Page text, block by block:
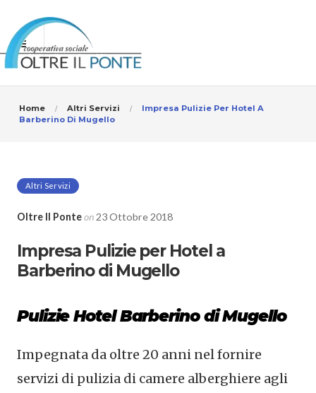
Home Altri Servizi
Impresa Pulizie Per Hotel A
Barberino Di Mugello
Altri Servizi
Oltre Il Ponteon23 Ottobre 2018
Impresa Pulizie per Hotel a
Barberino di Mugello
Pulizie Hotel Barberino di Mugello
Impegnata da oltre 20 anni nel fornire
servizi di pulizia di camere alberghiere agli